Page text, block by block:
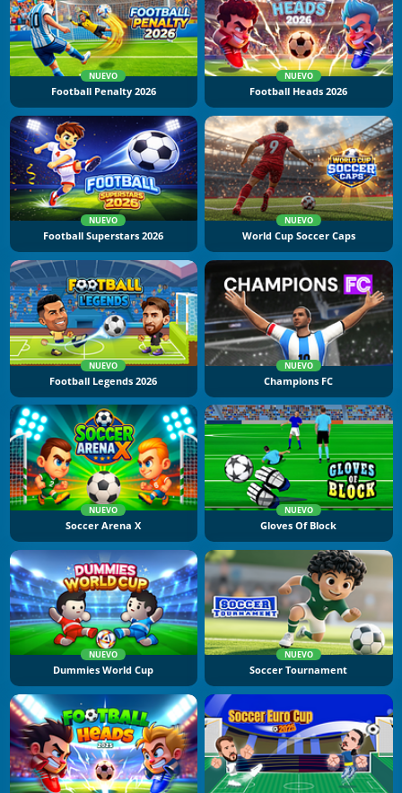
NUEVO
Football Penalty 2026
NUEVO
Football Heads 2026
NUEVO
Football Superstars 2026
NUEVO
World Cup Soccer Caps
NUEVO
Football Legends 2026
NUEVO
Champions FC
NUEVO
Soccer Arena X
NUEVO
Gloves Of Block
NUEVO
Dummies World Cup
NUEVO
Soccer Tournament